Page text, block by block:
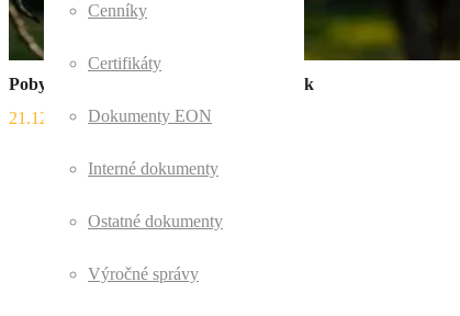
Cenníky
Certifikáty
Dokumenty EON
Interné dokumenty
Ostatné dokumenty
Výročné správy
Pobyt na čerstvom vzduchu je skvelý liek
21.12.2020